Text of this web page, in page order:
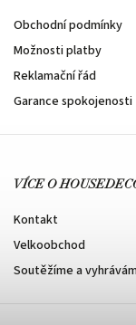
Obchodní podmínky
Možnosti platby
Reklamační řád
Garance spokojenosti
VÍCE O
Kontakt
Velkoobchod
Soutěžíme a